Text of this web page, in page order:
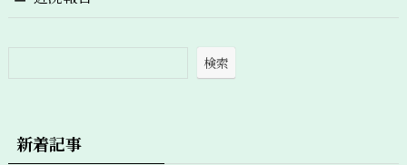
検索
新着記事